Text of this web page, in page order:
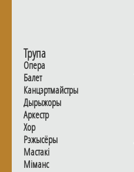
Трупа
Опера
Балет
Канцэртмайстры
Дырыжоры
Аркестр
Хор
Рэжысёры
Мастакі
Мiманс